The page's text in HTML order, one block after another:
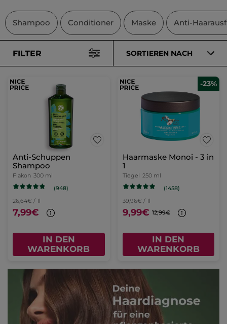
Shampoo Conditioner Maske Anti-
FILTER SORTIEREN NACH
Anti-Schuppen
Shampoo
Flakon 300 ml
(948)
26,64€ / 1l
7,99€
IN DEN
WARENKORB
-23%
Haarmaske Monoi - 3 in
1
Tiegel 250 ml
(1458)
39,96€ / 1l
9,99€ 12,99€
IN DEN
WARENKORB